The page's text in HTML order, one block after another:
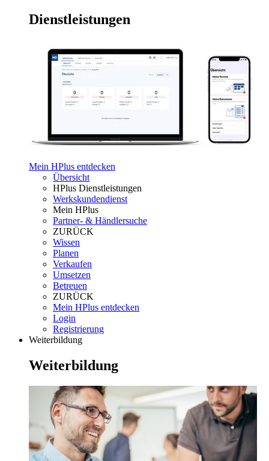
Dienstleistungen
Mein HPlus entdecken
Übersicht
HPlus Dienstleistungen
Werkskundendienst
Mein HPlus
Partner- & Händlersuche
ZURÜCK
Wissen
Planen
Verkaufen
Umsetzen
Betreuen
ZURÜCK
Mein HPlus entdecken
Login
Registrierung
Weiterbildung
Weiterbildung